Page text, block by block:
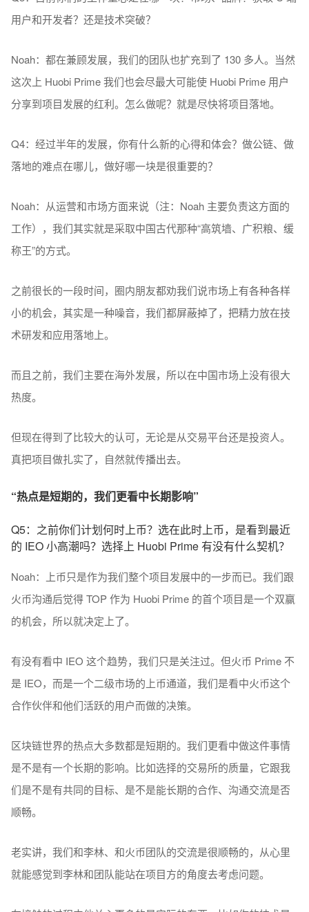
用户和开发者？还是技术突破？
Noah：都在兼顾发展，我们的团队也扩充到了 130 多人。当然
这次上 Huobi Prime 我们也会尽最大可能使 Huobi Prime 用户
分享到项目发展的红利。怎么做呢？就是尽快将项目落地。
Q4：经过半年的发展，你有什么新的心得和体会？做公链、做
落地的难点在哪儿，做好哪一块是很重要的？
Noah：从运营和市场方面来说（注：Noah 主要负责这方面的
工作），我们其实就是采取中国古代那种“高筑墙、广积粮、缓
称王”的方式。
之前很长的一段时间，圈内朋友都劝我们说市场上有各种各样
小的机会，其实是一种噪音，我们都屏蔽掉了，把精力放在技
术研发和应用落地上。
而且之前，我们主要在海外发展，所以在中国市场上没有很大
热度。
但现在得到了比较大的认可，无论是从交易平台还是投资人。
真把项目做扎实了，自然就传播出去。
“热点是短期的，我们更看中长期影响”
Q5：之前你们计划何时上币？选在此时上币，是看到最近
的 IEO 小高潮吗？选择上 Huobi Prime 有没有什么契机？
Noah：上币只是作为我们整个项目发展中的一步而已。我们跟
火币沟通后觉得 TOP 作为 Huobi Prime 的首个项目是一个双赢
的机会，所以就决定上了。
有没有看中 IEO 这个趋势，我们只是关注过。但火币 Prime 不
是 IEO，而是一个二级市场的上币通道，我们是看中火币这个
合作伙伴和他们活跃的用户而做的决策。
区块链世界的热点大多数都是短期的。我们更看中做这件事情
是不是有一个长期的影响。比如选择的交易所的质量，它跟我
们是不是有共同的目标、是不是能长期的合作、沟通交流是否
顺畅。
老实讲，我们和李林、和火币团队的交流是很顺畅的，从心里
就能感觉到李林和团队能站在项目方的角度去考虑问题。